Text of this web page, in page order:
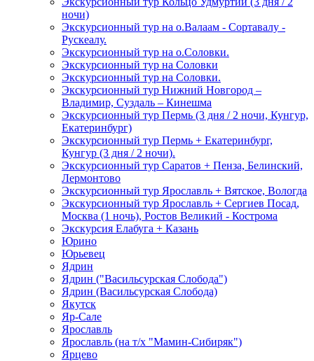
ночи)
Экскурсионный тур на о.Валаам - Сортавалу -
Рускеалу.
Экскурсионный тур на о.Соловки.
Экскурсионный тур на Соловки
Экскурсионный тур на Соловки.
Экскурсионный тур Нижний Новгород –
Владимир, Суздаль – Кинешма
Экскурсионный тур Пермь (3 дня / 2 ночи, Кунгур,
Екатеринбург)
Экскурсионный тур Пермь + Екатеринбург,
Кунгур (3 дня / 2 ночи).
Экскурсионный тур Саратов + Пенза, Белинский,
Лермонтово
Экскурсионный тур Ярославль + Вятское, Вологда
Экскурсионный тур Ярославль + Сергиев Посад,
Москва (1 ночь), Ростов Великий - Кострома
Экскурсия Елабуга + Казань
Юрино
Юрьевец
Ядрин
Ядрин ("Васильсурская Слобода")
Ядрин (Васильсурская Слобода)
Якутск
Яр-Сале
Ярославль
Ярославль (на т/х "Мамин-Сибиряк")
Ярцево